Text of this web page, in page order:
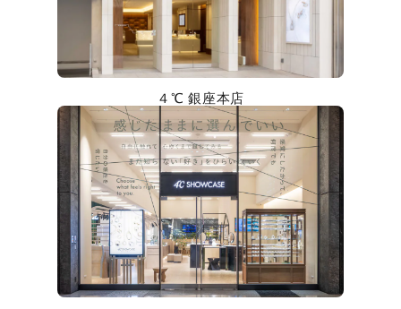
ファッションテイスト
着用シーン
４℃ 銀座本店